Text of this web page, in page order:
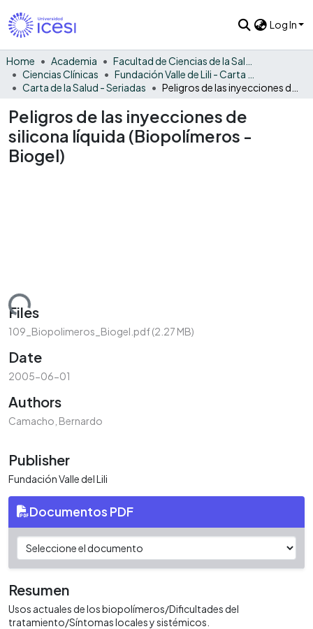
Log In
Home Academia
Ciencias Clínicas
Carta de la Salud - Seriadas
Peligros de las inyecciones de
silicona líquida (Biopolímeros -
Biogel)
Files
109_Biopolimeros_Biogel.pdf(2.27 MB)
Date
2005-06-01
Authors
Camacho, Bernardo
Publisher
Fundación Valle del Lili
Documentos PDF
Resumen
Usos actuales de los biopolímeros/Dificultades del
tratamiento/Síntomas locales y sistémicos.